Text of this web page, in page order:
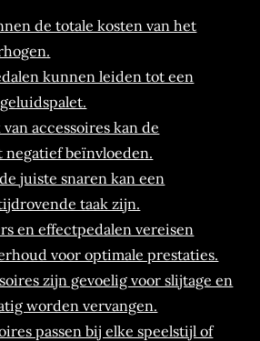
de totale kosten van het
kunnen leiden tot een
accessoires kan de
beïnvloeden.
juiste snaren kan een
taak zijn.
en effectpedalen vereisen
voor optimale prestaties.
zijn gevoelig voor slijtage en
worden vervangen.
passen bij elke speelstijl of